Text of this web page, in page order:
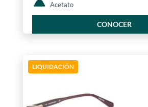
Acetato
CONOCER
LIQUIDACIÓN